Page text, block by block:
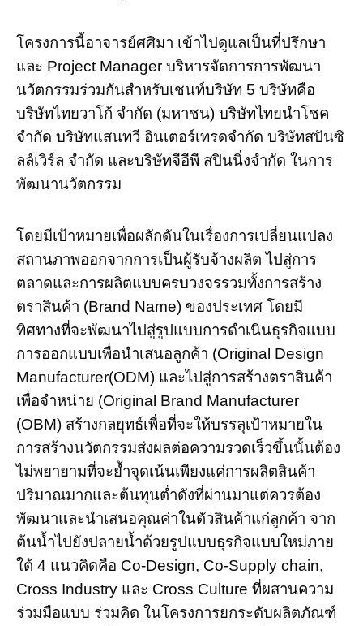
โครงการนี้อาจารย์ศศิมา เข้าไปดูแลเป็นที่ปรึกษา
และ Project Manager บริหารจัดการการพัฒนา
นวัตกรรมร่วมกันสำหรับเชนท์บริษัท 5 บริษัทคือ
บริษัทไทยวาโก้ จำกัด (มหาชน) บริษัทไทยนำโชค
จำกัด บริษัทแสนทวี อินเตอร์เทรดจำกัด บริษัทสปันซิ
ลล์เวิร์ล จำกัด และบริษัทจีอีพี สปินนิ่งจำกัด ในการ
พัฒนานวัตกรรม
โดยมีเป้าหมายเพื่อผลักดันในเรื่องการเปลี่ยนแปลง
สถานภาพออกจากการเป็นผู้รับจ้างผลิต ไปสู่การ
ตลาดและการผลิตแบบครบวงจรรวมทั้งการสร้าง
ตราสินค้า (Brand Name) ของประเทศ โดยมี
ทิศทางที่จะพัฒนาไปสู่รูปแบบการดำเนินธุรกิจแบบ
การออกแบบเพื่อนำเสนอลูกค้า (Original Design
Manufacturer(ODM) และไปสู่การสร้างตราสินค้า
เพื่อจำหน่าย (Original Brand Manufacturer
(OBM) สร้างกลยุทธ์เพื่อที่จะให้บรรลุเป้าหมายใน
การสร้างนวัตกรรมส่งผลต่อความรวดเร็วขึ้นนั้นต้อง
ไม่พยายามที่จะย้ำจุดเน้นเพียงแค่การผลิตสินค้า
ปริมาณมากและต้นทุนต่ำดังที่ผ่านมาแต่ควรต้อง
พัฒนาและนำเสนอคุณค่าในตัวสินค้าแก่ลูกค้า จาก
ต้นน้ำไปยังปลายน้ำด้วยรูปแบบธุรกิจแบบใหม่ภาย
ใต้ 4 แนวคิดคือ Co-Design, Co-Supply chain,
Cross Industry และ Cross Culture ที่ผสานความ
ร่วมมือแบบ ร่วมคิด ในโครงการยกระดับผลิตภัณฑ์